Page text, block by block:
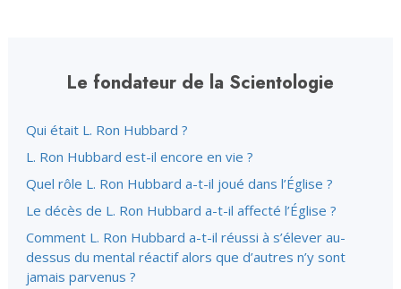
Le fondateur de la Scientologie
Qui était L. Ron Hubbard ?
L. Ron Hubbard est-il encore en vie ?
Quel rôle L. Ron Hubbard a-t-il joué dans l’Église ?
Le décès de L. Ron Hubbard a-t-il affecté l’Église ?
Comment L. Ron Hubbard a-t-il réussi à s’élever au-
dessus du mental réactif alors que d’autres n’y sont
jamais parvenus ?